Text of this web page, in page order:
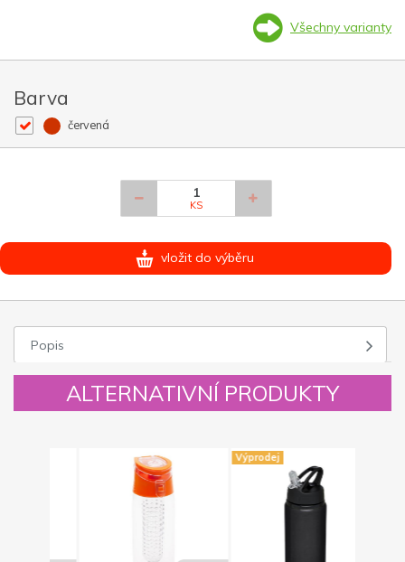
Všechny varianty
Barva
červená
KS
vložit do výběru
Popis
ALTERNATIVNÍ PRODUKTY
Výprodej